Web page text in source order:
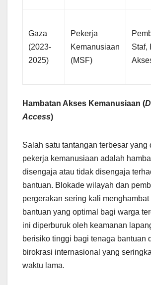
Gaza
(2023-
2025)
Pekerja
Kemanusiaan
(MSF)
Staf,
Hambatan Akses Kemanusiaan (
Access)
Salah satu tantangan terbesar yang
pekerja kemanusiaan adalah
disengaja atau tidak disengaja
bantuan. Blokade wilayah dan
pergerakan sering kali menghambat
bantuan yang optimal bagi warga
ini diperburuk oleh keamanan
berisiko tinggi bagi tenaga bantuan
birokrasi internasional yang
waktu lama.